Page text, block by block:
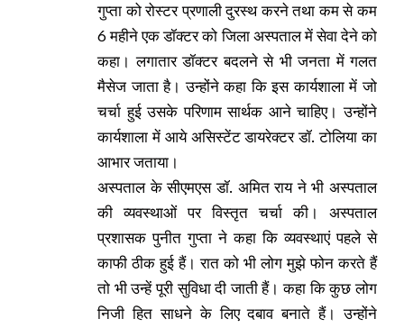
गुप्ता को रोस्टर प्रणाली दुरस्थ करने तथा कम से कम
6 महीने एक डॉक्टर को जिला अस्पताल में सेवा देने को
कहा। लगातार डॉक्टर बदलने से भी जनता में गलत
मैसेज जाता है। उन्होंने कहा कि इस कार्यशाला में जो
चर्चा हुई उसके परिणाम सार्थक आने चाहिए। उन्होंने
कार्यशाला में आये असिस्टेंट डायरेक्टर डॉ. टोलिया का
आभार जताया।
अस्पताल के सीएमएस डॉ. अमित राय ने भी अस्पताल
की व्यवस्थाओं पर विस्तृत चर्चा की। अस्पताल
प्रशासक पुनीत गुप्ता ने कहा कि व्यवस्थाएं पहले से
काफी ठीक हुई हैं। रात को भी लोग मुझे फोन करते हैं
तो भी उन्हें पूरी सुविधा दी जाती हैं। कहा कि कुछ लोग
निजी हित साधने के लिए दबाव बनाते हैं। उन्होंने